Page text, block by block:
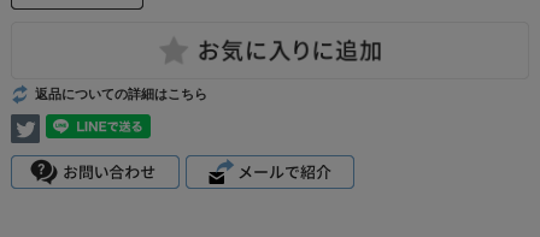
返品についての詳細はこちら